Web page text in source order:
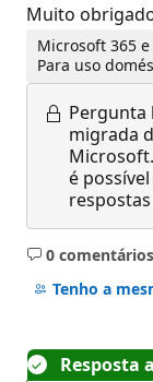
Muito
Microsoft 365
Para uso
Pergunta
migrada
é
0 comentários
Sem
Tenho a
Resposta